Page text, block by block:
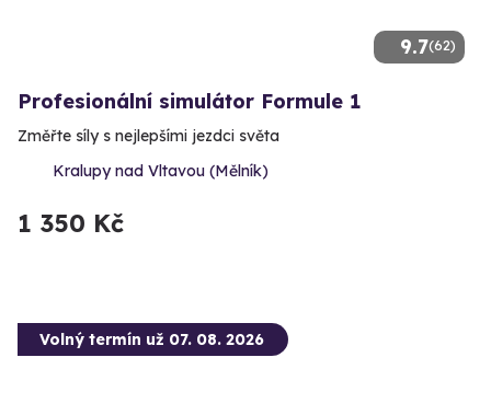
9.7(62)
Profesionální simulátor Formule 1
Změřte síly s nejlepšími jezdci světa
Kralupy nad Vltavou (Mělník)
1 350 Kč
Volný termín už 07. 08. 2026